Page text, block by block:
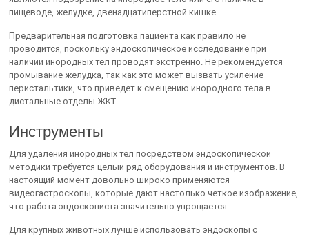
пищеводе, желудке, двенадцатиперстной кишке.
Предварительная подготовка пациента как правило не
проводится, поскольку эндоскопическое исследование при
наличии инородных тел проводят экстренно. Не рекомендуется
промывание желудка, так как это может вызвать усиление
перистальтики, что приведет к смещению инородного тела в
дистальные отделы ЖКТ.
Инструменты
Для удаления инородных тел посредством эндоскопической
методики требуется целый ряд оборудования и инструментов. В
настоящий момент довольно широко применяются
видеогастроскопы, которые дают настолько четкое изображение,
что работа эндоскописта значительно упрощается.
Для крупных животных лучше использовать эндоскопы с